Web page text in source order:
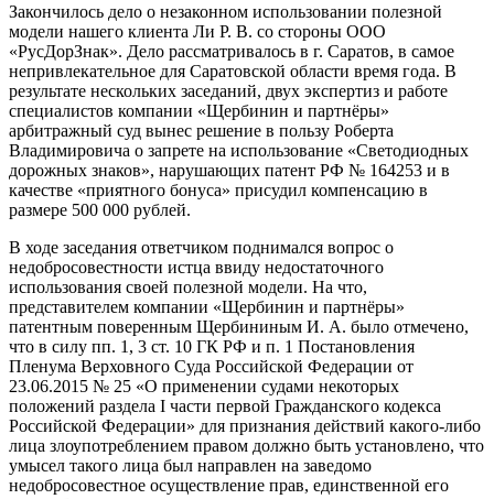
Закончилось дело о незаконном использовании полезной
модели нашего клиента Ли Р. В. со стороны ООО
«РусДорЗнак». Дело рассматривалось в г. Саратов, в самое
непривлекательное для Саратовской области время года. В
результате нескольких заседаний, двух экспертиз и работе
специалистов компании «Щербинин и партнёры»
арбитражный суд вынес решение в пользу Роберта
Владимировича о запрете на использование «Светодиодных
дорожных знаков», нарушающих патент РФ № 164253 и в
качестве «приятного бонуса» присудил компенсацию в
размере 500 000 рублей.
В ходе заседания ответчиком поднимался вопрос о
недобросовестности истца ввиду недостаточного
использования своей полезной модели. На что,
представителем компании «Щербинин и партнёры»
патентным поверенным Щербининым И. А. было отмечено,
что в силу пп. 1, 3 ст. 10 ГК РФ и п. 1 Постановления
Пленума Верховного Суда Российской Федерации от
23.06.2015 № 25 «О применении судами некоторых
положений раздела I части первой Гражданского кодекса
Российской Федерации» для признания действий какого-либо
лица злоупотреблением правом должно быть установлено, что
умысел такого лица был направлен на заведомо
недобросовестное осуществление прав, единственной его